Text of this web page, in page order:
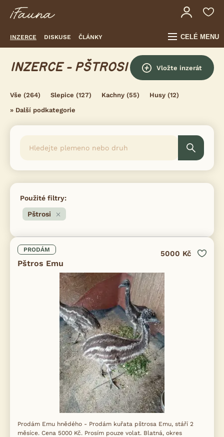
INZERCE DISKUSE ČLÁNKY CELÉ MENU
INZERCE - PŠTROSI Vložte inzerát
Vše (264) Slepice (127) Kachny (55) Husy (12)
» Další podkategorie
Použité filtry:
Pštrosi
PRODÁM
Pštros Emu
5000 Kč
Prodám Emu hnědého - Prodám kuřata pštrosa Emu, stáří 2
měsíce. Cena 5000 Kč. Prosím pouze volat. Blatná, okres